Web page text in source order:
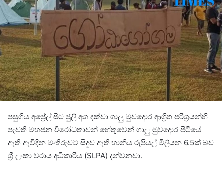
පසුගිය අප්‍රේල් සිට ජුලි අග දක්වා ගාලු මුවදොර ආශ්‍රිත පරිශ්‍රයන්හි
පැවති මහජන විරෝධතාවන් හේතුවෙන් ගාලු මුවදොර පිටියේ
ඇති ඇවිදින මංතීරුවට සිදුව ඇති හානිය රුපියල් මිලියන 6.5ක් බව
ශ්‍රී ලංකා වරාය අධිකාරිය (SLPA) දන්වනවා.